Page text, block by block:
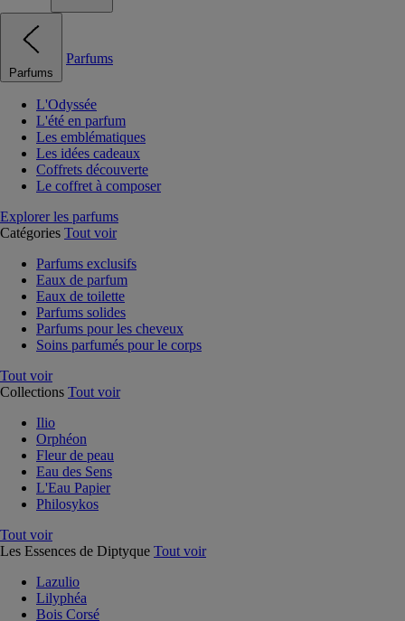
Parfums
Parfums
L'Odyssée
L'été en parfum
Les emblématiques
Les idées cadeaux
Coffrets découverte
Le coffret à composer
Explorer les parfums
Catégories Tout voir
Parfums exclusifs
Eaux de parfum
Eaux de toilette
Parfums solides
Parfums pour les cheveux
Soins parfumés pour le corps
Tout voir
Collections Tout voir
Ilio
Orphéon
Fleur de peau
Eau des Sens
L'Eau Papier
Philosykos
Tout voir
Les Essences de Diptyque Tout voir
Lazulio
Lilyphéa
Bois Corsé